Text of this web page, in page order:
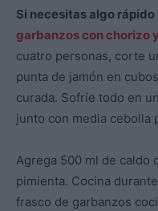
Si necesitas algo
garbanzos con chorizo
cuatro personas, corte
punta de jamón en
curada. Sofríe todo en
junto con media cebolla
Agrega 500 ml de caldo
pimienta. Cocina
frasco de garbanzos